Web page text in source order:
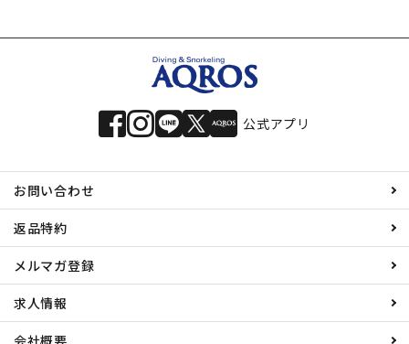
公式アプリ
お問い合わせ
返品特約
メルマガ登録
求人情報